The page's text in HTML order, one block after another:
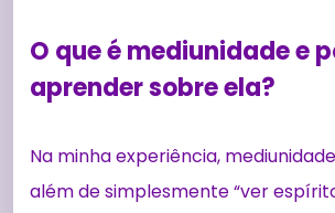
O que é mediunidade e
aprender sobre ela?
Na minha experiência,
além de simplesmente “ver